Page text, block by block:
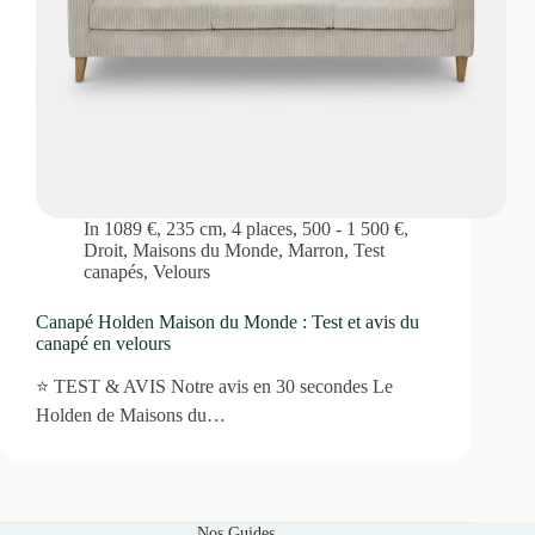
In 1089 €, 235 cm,4 places, 500 - 1 500 €,
Droit, Maisons du Monde, Marron, Test
canapés, Velours
Canapé Holden Maison du Monde : Test et avis du
canapé en velours
⭐ TEST & AVIS Notre avis en 30 secondes Le
Holden de Maisons du…